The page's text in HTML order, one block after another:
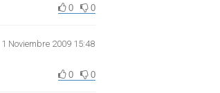
0
0
1 Noviembre 2009 15:48
0
0